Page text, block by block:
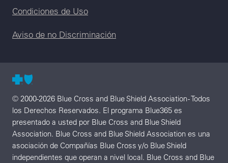
Condiciones de Uso
Aviso de no Discriminación
© 2000-2026 Blue Cross and Blue Shield Association - Todos
los Derechos Reservados. El programa Blue365 es
presentado a usted por Blue Cross and Blue Shield
Association. Blue Cross and Blue Shield Association es una
asociación de Compañías Blue Cross y/o Blue Shield
independientes que operan a nivel local. Blue Cross and Blue